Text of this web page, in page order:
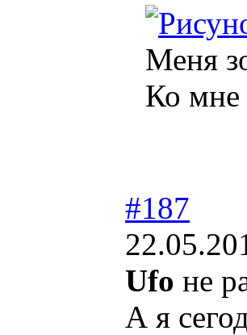
Меня
Ко
#187
Ufo не
А я